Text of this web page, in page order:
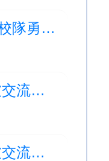
學校相片更新：武術校隊勇奪金獎
學校相片更新:新加坡交流之旅 (Day4)
學校相片更新:新加坡交流之旅 (DAY 3)